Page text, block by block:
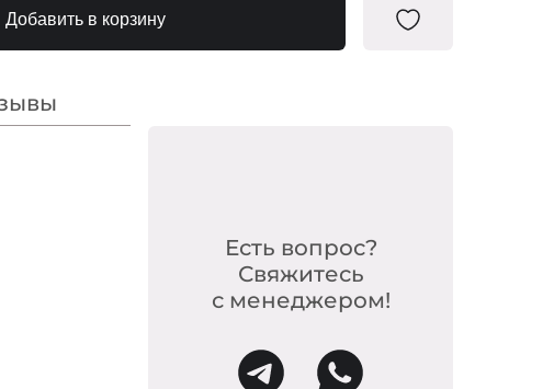
СЙ138
Добавить в корзину
Есть вопрос?
Свяжитесь
с менеджером!